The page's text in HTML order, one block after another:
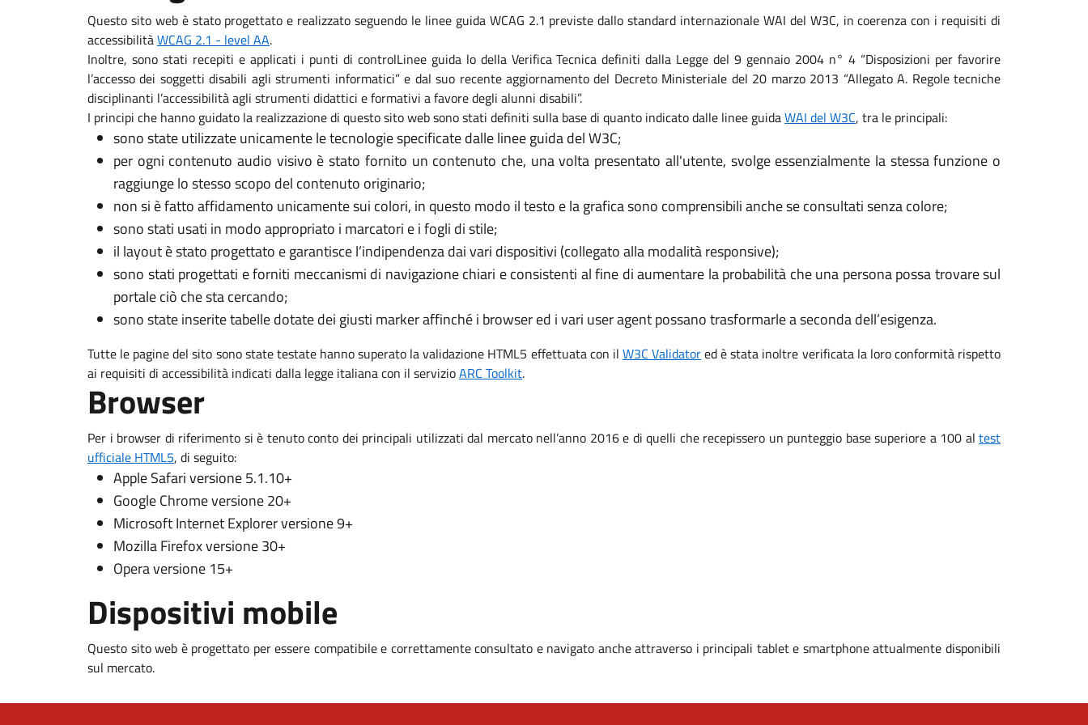
Questo sito web è stato progettato e realizzato seguendo le linee guida WCAG 2.1 previste dallo standard internazionale WAI del W3C, in coerenza con i requisiti di
accessibilitàWCAG 2.1 - level AA.
Inoltre, sono stati recepiti e applicati i punti di controlLinee guida lo della Verifica Tecnica definiti dalla Legge del 9 gennaio 2004 n° 4 “Disposizioni per favorire
l’accesso dei soggetti disabili agli strumenti informatici” e dal suo recente aggiornamento del Decreto Ministeriale del 20 marzo 2013 “Allegato A. Regole tecniche
disciplinanti l’accessibilità agli strumenti didattici e formativi a favore degli alunni disabili”.
I principi che hanno guidato la realizzazione di questo sito web sono stati definiti sulla base di quanto indicato dalle linee guidaWAI del W3C, tra le principali:
sono state utilizzate unicamente le tecnologie specificate dalle linee guida del W3C;
per ogni contenuto audio visivo è stato fornito un contenuto che, una volta presentato all'utente, svolge essenzialmente la stessa funzione o
raggiunge lo stesso scopo del contenuto originario;
non si è fatto affidamento unicamente sui colori, in questo modo il testo e la grafica sono comprensibili anche se consultati senza colore;
sono stati usati in modo appropriato i marcatori e i fogli di stile;
il layout è stato progettato e garantisce l’indipendenza dai vari dispositivi (collegato alla modalità responsive);
sono stati progettati e forniti meccanismi di navigazione chiari e consistenti al fine di aumentare la probabilità che una persona possa trovare sul
portale ciò che sta cercando;
sono state inserite tabelle dotate dei giusti marker affinché i browser ed i vari user agent possano trasformarle a seconda dell’esigenza.
Tutte le pagine del sito sono state testate hanno superato la validazione HTML5 effettuata con il W3C Validatored è stata inoltre verificata la loro conformità rispetto
ai requisiti di accessibilità indicati dalla legge italiana con il servizioARC Toolkit.
Browser
Per i browser di riferimento si è tenuto conto dei principali utilizzati dal mercato nell’anno 2016 e di quelli che recepissero un punteggio base superiore a 100 al test
ufficiale HTML5, di seguito:
Apple Safari versione 5.1.10+
Google Chrome versione 20+
Microsoft Internet Explorer versione 9+
Mozilla Firefox versione 30+
Opera versione 15+
Dispositivi mobile
Questo sito web è progettato per essere compatibile e correttamente consultato e navigato anche attraverso i principali tablet e smartphone attualmente disponibili
sul mercato.